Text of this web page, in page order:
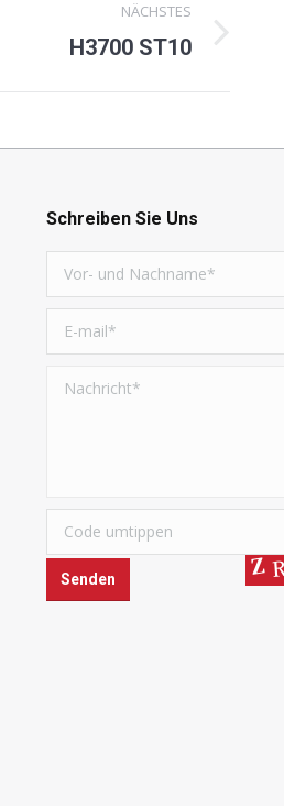
NÄCHSTES
H3700 ST10
Schreiben Sie Uns